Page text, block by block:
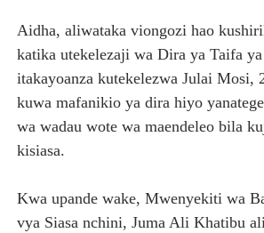
Aidha, aliwataka viongozi hao
katika utekelezaji wa Dira ya Taifa
itakayoanza kutekelezwa Julai Mosi,
kuwa mafanikio ya dira hiyo
wa wadau wote wa maendeleo bila
kisiasa.
Kwa upande wake, Mwenyekiti wa
vya Siasa nchini, Juma Ali Khatibu